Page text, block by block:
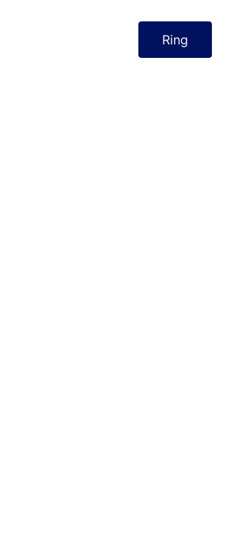
Ring